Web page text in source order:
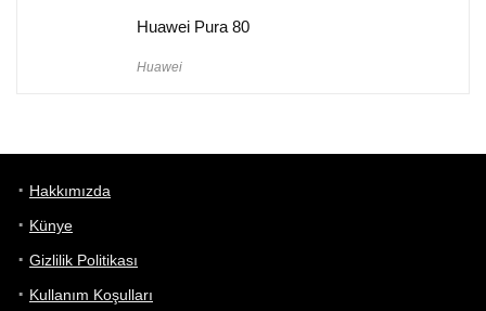
Huawei Pura 80
Huawei
Hakkımızda
Künye
Gizlilik Politikası
Kullanım Koşulları